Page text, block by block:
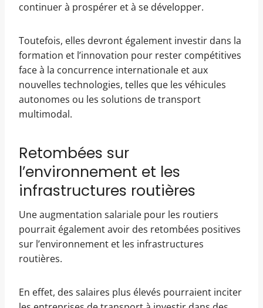
continuer à prospérer et à se développer.
Toutefois, elles devront également investir dans la
formation et l’innovation pour rester compétitives
face à la concurrence internationale et aux
nouvelles technologies, telles que les véhicules
autonomes ou les solutions de transport
multimodal.
Retombées sur
l’environnement et les
infrastructures routières
Une augmentation salariale pour les routiers
pourrait également avoir des retombées positives
sur l’environnement et les infrastructures
routières.
En effet, des salaires plus élevés pourraient inciter